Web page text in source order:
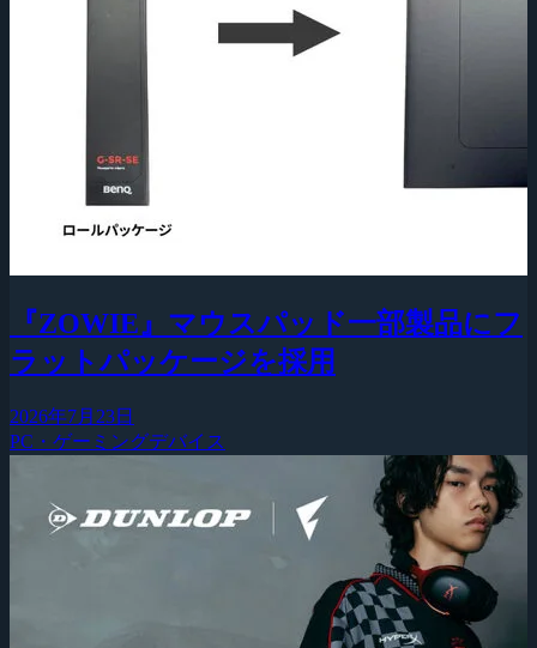
『ZOWIE』マウスパッド一部製品にフ
ラットパッケージを採用
2026年7月23日
PC・ゲーミングデバイス